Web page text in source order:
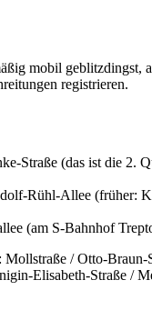
mobil geblitzdingst,
registrieren.
Straße (das ist die 2.
Rühl-Allee (früher:
(am S-Bahnhof
/ Otto-
Elisabeth-Straße /